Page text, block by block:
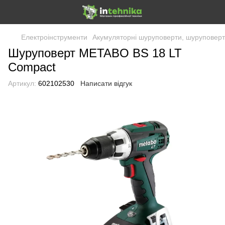
Електроінструменти Акумуляторні шуруповерти,
Шуруповерт METABO BS 18 LT
Compact
Артикул: 602102530 Написати відгук